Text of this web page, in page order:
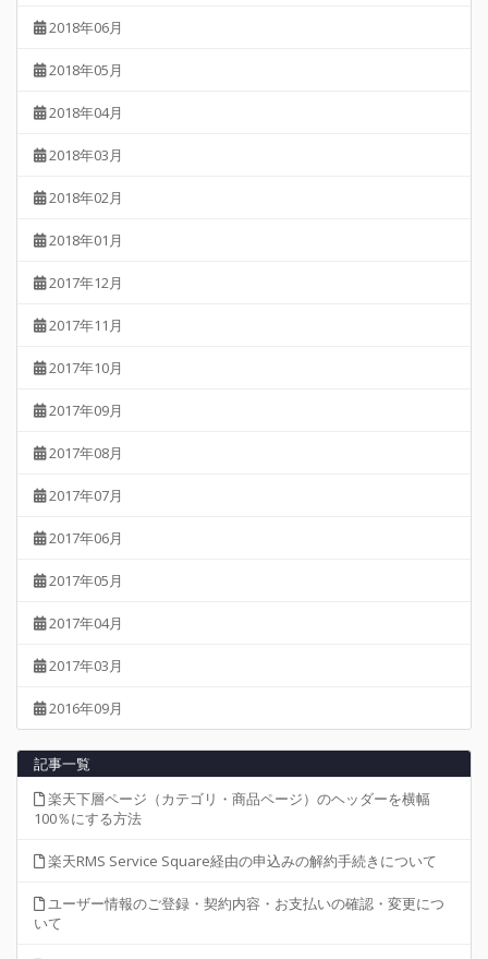
2018年06月
2018年05月
2018年04月
2018年03月
2018年02月
2018年01月
2017年12月
2017年11月
2017年10月
2017年09月
2017年08月
2017年07月
2017年06月
2017年05月
2017年04月
2017年03月
2016年09月
記事一覧
楽天下層ページ（カテゴリ・商品ページ）のヘッダーを横幅
100％にする方法
楽天RMS Service Square経由の申込みの解約手続きについて
ユーザー情報のご登録・契約内容・お支払いの確認・変更につ
いて